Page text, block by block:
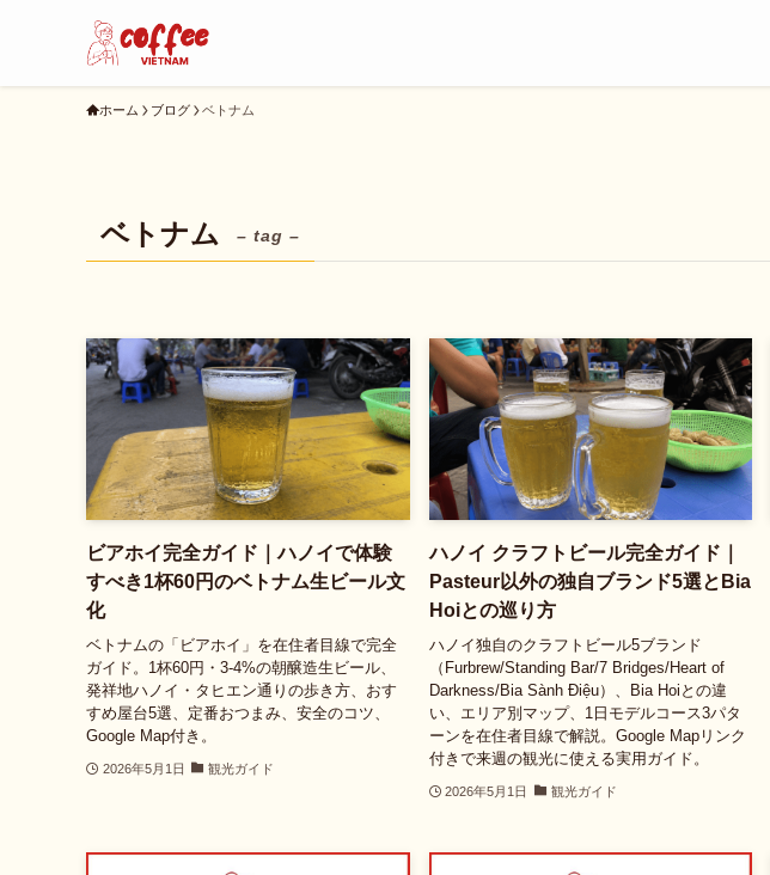
ホーム ブログ ベトナム
ベトナム – tag –
ビアホイ完全ガイド｜ハノイで体験
すべき1杯60円のベトナム生ビール文
化
ベトナムの「ビアホイ」を在住者目線で完全
ガイド。1杯60円・3-4%の朝醸造生ビール、
発祥地ハノイ・タヒエン通りの歩き方、おす
すめ屋台5選、定番おつまみ、安全のコツ、
Google Map付き。
2026年5月1日 観光ガイド
ハノイ クラフトビール完全ガイド｜
Pasteur以外の独自ブランド5選とBia
Hoiとの巡り方
ハノイ独自のクラフトビール5ブランド
（Furbrew/Standing Bar/7 Bridges/Heart of
Darkness/Bia Sành Điệu）、Bia Hoiとの違
い、エリア別マップ、1日モデルコース3パタ
ーンを在住者目線で解説。Google Mapリンク
付きで来週の観光に使える実用ガイド。
2026年5月1日 観光ガイド